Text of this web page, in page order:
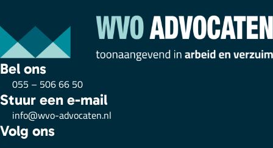
Bel ons
055 – 506 66 50
Stuur een e-mail
info@wvo-advocaten.nl
Volg ons